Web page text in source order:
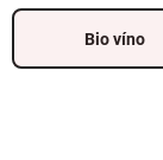
Bio víno